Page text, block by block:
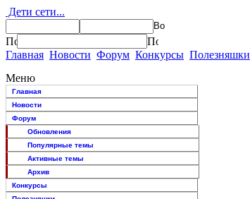
Дети сети...
Главная Новости Форум Конкурсы Полезняшки
Меню
Главная
Новости
Форум
Обновления
Популярные темы
Активные темы
Архив
Конкурсы